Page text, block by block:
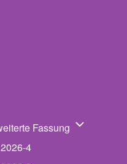
von Texte und Infos
Fassung
4